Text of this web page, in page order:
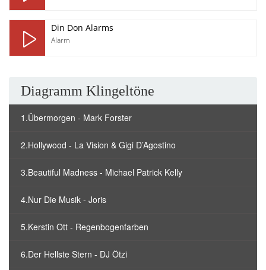
Din Don Alarms
Alarm
Diagramm Klingeltöne
1.Übermorgen - Mark Forster
2.Hollywood - La Vision & Gigi D’Agostino
3.Beautiful Madness - Michael Patrick Kelly
4.Nur Die Musik - Joris
5.Kerstin Ott - Regenbogenfarben
6.Der Hellste Stern - DJ Ötzi